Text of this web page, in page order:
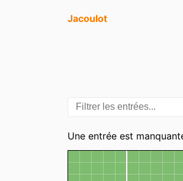
Entrées
Jacoulot
Catégories
Une entrée est
Carte